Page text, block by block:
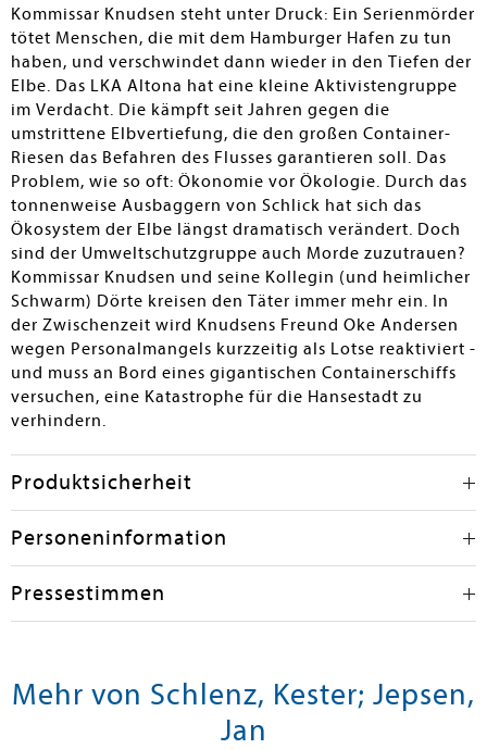
Kommissar Knudsen steht unter Druck: Ein Serienmörder
tötet Menschen, die mit dem Hamburger Hafen zu tun
haben, und verschwindet dann wieder in den Tiefen der
Elbe. Das LKA Altona hat eine kleine Aktivistengruppe
im Verdacht. Die kämpft seit Jahren gegen die
umstrittene Elbvertiefung, die den großen Container-
Riesen das Befahren des Flusses garantieren soll. Das
Problem, wie so oft: Ökonomie vor Ökologie. Durch das
tonnenweise Ausbaggern von Schlick hat sich das
Ökosystem der Elbe längst dramatisch verändert. Doch
sind der Umweltschutzgruppe auch Morde zuzutrauen?
Kommissar Knudsen und seine Kollegin (und heimlicher
Schwarm) Dörte kreisen den Täter immer mehr ein. In
der Zwischenzeit wird Knudsens Freund Oke Andersen
wegen Personalmangels kurzzeitig als Lotse reaktiviert -
und muss an Bord eines gigantischen Containerschiffs
versuchen, eine Katastrophe für die Hansestadt zu
verhindern.
Produktsicherheit
Personeninformation
Pressestimmen
Mehr von Schlenz, Kester; Jepsen,
Jan